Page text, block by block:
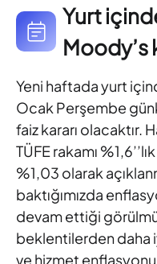
Yurt
Moody’s
Yeni haftada yurt
Ocak Perşembe
faiz kararı olacaktır.
TÜFE rakamı
%1,03 olarak
baktığımızda
devam ettiği
beklentilerden daha
ve hizmet